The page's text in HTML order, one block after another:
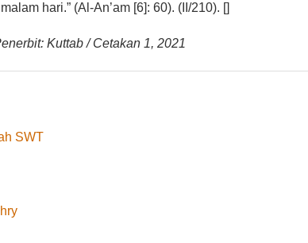
hari.” (Al-An’am [6]: 60). (II/210). []
Kuttab / Cetakan 1, 2021
SWT